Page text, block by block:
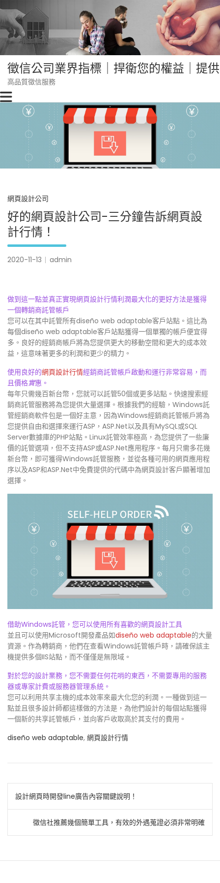
to
content
徵信公司業界指標｜捍衛您的權益｜提
高品質徵信服務
網頁設計公司
好的網頁設計公司-三分鐘告訴網頁設
計行情！
2020-11-13 admin
做到這一點並真正實現網頁設計行情利潤最大化的更好方法是獲得
一個轉銷商託管帳戶
您可以在其中託管所有diseño web adaptable客戶站點。這比為
每個diseño web adaptable客戶站點獲得一個單獨的帳戶便宜得
多。良好的經銷商帳戶將為您提供更大的移動空間和更大的成本效
益，這意味著更多的利潤和更少的精力。
使用良好的網頁設計行情經銷商託管帳戶啟動和運行非常容易，而
且價格實惠。
每年只需幾百新台幣，您就可以託管50個或更多站點。快速搜索經
銷商託管服務將為您提供大量選擇。根據我們的經驗，Windows託
管經銷商軟件包是一個好主意，因為Windows經銷商託管帳戶將為
您提供自由和選擇來運行ASP，ASP.Net以及具有MySQL或SQL
Server數據庫的PHP站點。Linux託管效率極高，為您提供了一些廉
價的託管選項，但不支持ASP或ASP.Net應用程序。每月只需多花幾
新台幣，即可獲得Windows託管服務，並從各種可用的網頁應用程
序以及ASP和ASP.Net中免費提供的代碼中為網頁設計客戶顯著增加
選擇。
借助Windows託管，您可以使用所有喜歡的網頁設計工具
並且可以使用Microsoft開發產品如diseño web adaptable的大量
資源。作為轉銷商，他們在查看Windows託管帳戶時，請確保該主
機提供多個IIS站點，而不僅僅是無限域。
對於您的設計業務，您不需要任何花哨的東西，不需要專用的服務
器或專家計費或服務器管理系統。
您可以利用共享主機的成本效率來最大化您的利潤。一種做到這一
點並且很多設計師都這樣做的方法是，為他們設計的每個站點獲得
一個新的共享託管帳戶，並向客戶收取高於其支付的費用。
diseño web adaptable, 網頁設計行情
文
章
導
覽
設計網頁時開發line廣告內容關鍵說明！
徵信社推薦幾個簡單工具，有效的外遇蒐證必須非常明確